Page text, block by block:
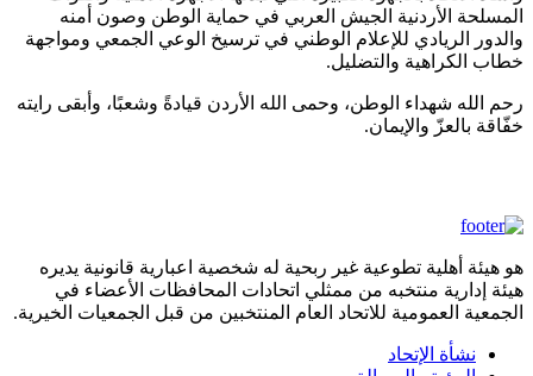
المسلحة الأردنية الجيش العربي في حماية الوطن وصون أمنه
والدور الريادي للإعلام الوطني في ترسيخ الوعي الجمعي ومواجهة
خطاب الكراهية والتضليل.
رحم الله شهداء الوطن، وحمى الله الأردن قيادةً وشعبًا، وأبقى رايته
خفّاقة بالعزّ والإيمان.
هو هيئة أهلية تطوعية غير ربحية له شخصية اعبارية قانونية يديره
هيئة إدارية منتخبه من ممثلي اتحادات المحافظات الأعضاء في
الجمعية العمومية للاتحاد العام المنتخبين من قبل الجمعيات الخيرية.
نشأة الإتحاد